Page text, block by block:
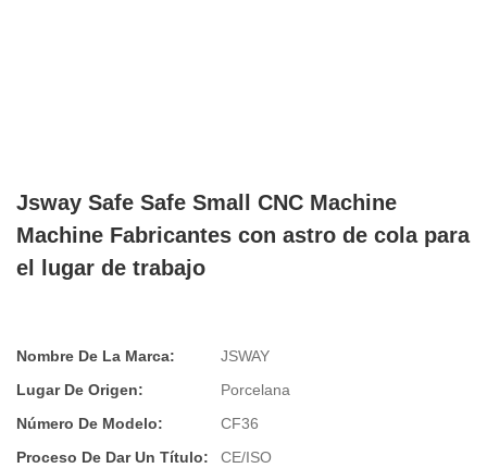
Jsway Safe Safe Small CNC Machine
Machine Fabricantes con astro de cola para
el lugar de trabajo
Nombre De La Marca:
JSWAY
Lugar De Origen:
Porcelana
Número De Modelo:
CF36
Proceso De Dar Un Título:
CE/ISO